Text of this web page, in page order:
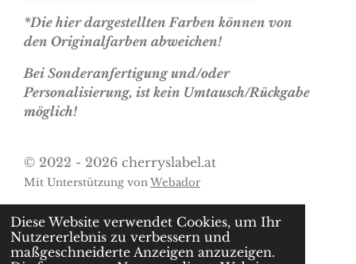
Diese Website verwendet Cookies, um Ihr
Nutzererlebnis zu verbessern und
maßgeschneiderte Anzeigen anzuzeigen.
*Die hier dargestellten Farben können von
den Originalfarben abweichen!
Bei Sonderanfertigung und/oder
Personalisierung, ist kein Umtausch/Rückgabe
möglich!
© 2022 - 2026 cherryslabel.at
Mit Unterstützung vonWebador